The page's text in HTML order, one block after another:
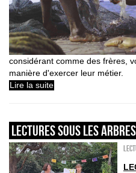
considérant comme des frères,
manière d'exercer leur métier.
Lire la suite
LECTURES SOUS LES ARBRES